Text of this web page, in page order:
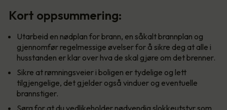
Kort oppsummering:
Utarbeid en nødplan for brann, en såkalt brannplan og
gjennomfør regelmessige øvelser for å sikre deg at alle i
husstanden er klar over hva de skal gjøre om det brenner.
Sikre at rømningsveier i boligen er tydelige og lett
tilgjengelige, det gjelder også vinduer og eventuelle
brannstiger.